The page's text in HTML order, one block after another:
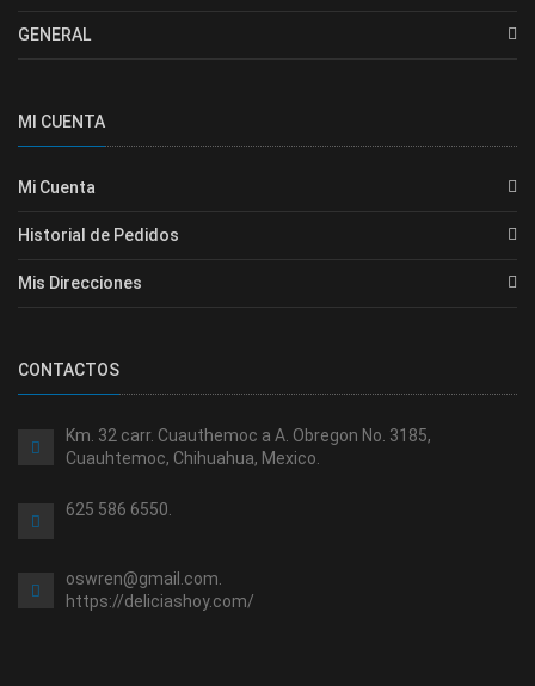
GENERAL
MI CUENTA
Mi Cuenta
Historial de Pedidos
Mis Direcciones
CONTACTOS
Km. 32 carr. Cuauthemoc a A. Obregon No. 3185,
Cuauhtemoc, Chihuahua, Mexico.
625 586 6550.
oswren@gmail.com.
https://deliciashoy.com/